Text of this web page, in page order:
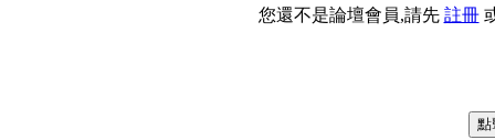
您還不是論壇會員,請先 註冊